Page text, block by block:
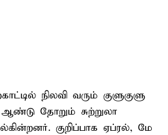
நிலவி வரும் குளுகுளு
தோறும் சுற்றுலா
குறிப்பாக ஏப்ரல், மே